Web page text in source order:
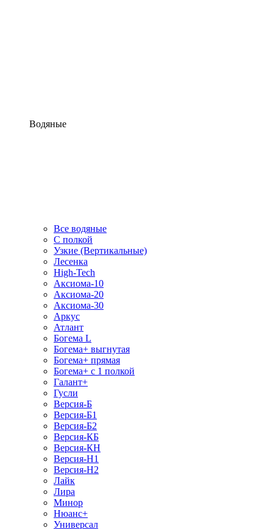
Водяные
Все водяные
С полкой
Узкие (Вертикальные)
Лесенка
High-Tech
Аксиома-10
Аксиома-20
Аксиома-30
Аркус
Атлант
Богема L
Богема+ выгнутая
Богема+ прямая
Богема+ с 1 полкой
Галант+
Гусли
Версия-Б
Версия-Б1
Версия-Б2
Версия-КБ
Версия-КН
Версия-Н1
Версия-Н2
Лайк
Лира
Минор
Нюанс+
Универсал